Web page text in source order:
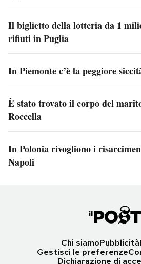
Il biglietto della lotteria da 1
rifiuti in Puglia
In Piemonte c’è la peggiore
È stato trovato il corpo del
Roccella
In Polonia rivogliono i
Napoli
Chi siamoPubblicità
Gestisci le preferenze
Dichiarazione di